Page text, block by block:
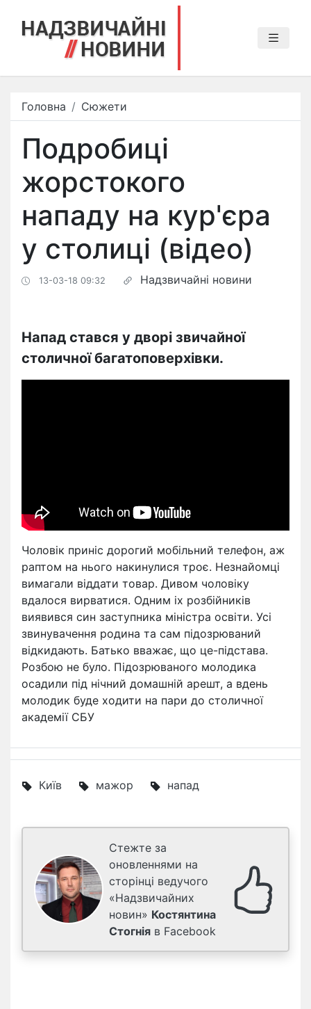
Головна Сюжети
Подробиці
жорстокого
нападу на кур'єра
у столиці (відео)
13-03-18 09:32 Надзвичайні новини
Напад стався у дворі звичайної
столичної багатоповерхівки.
Чоловік приніс дорогий мобільний телефон, аж
раптом на нього накинулися троє. Незнайомці
вимагали віддати товар. Дивом чоловіку
вдалося вирватися. Одним іх розбійників
виявився син заступника міністра освіти. Усі
звинувачення родина та сам підозрюваний
відкидають. Батько вважає, що це-підстава.
Розбою не було. Підозрюваного молодика
осадили під нічний домашній арешт, а вдень
молодик буде ходити на пари до столичної
академії СБУ
Київ мажор напад
Стежте за
оновленнями на
сторінці ведучого
«Надзвичайних
новин» Костянтина
Стогнія в Facebook